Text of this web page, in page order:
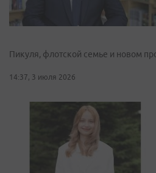
Пикуля, флотской семье и новом
14:37, 3 июля 2026